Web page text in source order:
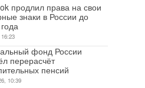
продлил права на свои
знаки в России до
фонд России
перерасчёт
пенсий
10:39